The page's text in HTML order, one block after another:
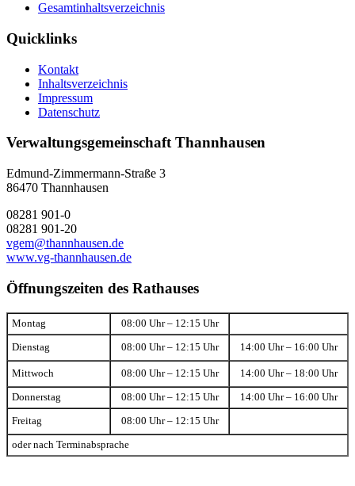
Gesamtinhaltsverzeichnis
Quicklinks
Kontakt
Inhaltsverzeichnis
Impressum
Datenschutz
Verwaltungsgemeinschaft Thannhausen
Edmund-Zimmermann-Straße 3
86470 Thannhausen
08281 901-0
08281 901-20
vgem@thannhausen.de
www.vg-thannhausen.de
Öffnungszeiten des Rathauses
Montag 08:00 Uhr – 12:15 Uhr
Dienstag 08:00 Uhr – 12:15 Uhr 14:00 Uhr – 16:00 Uhr
Mittwoch 08:00 Uhr – 12:15 Uhr 14:00 Uhr – 18:00 Uhr
Donnerstag 08:00 Uhr – 12:15 Uhr 14:00 Uhr – 16:00 Uhr
Freitag 08:00 Uhr – 12:15 Uhr
oder nach Terminabsprache